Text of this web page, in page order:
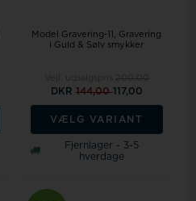
Model Gravering-11
Gravering
i Guld & Sølv smykker
DKR 144,00117,00
VÆLG VARIANT
Fjernlager - 3-5
hverdage